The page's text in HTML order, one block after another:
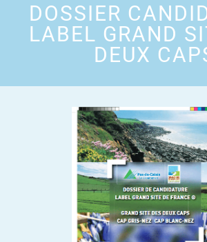
DOSSIER
LABEL GRAND
DEUX